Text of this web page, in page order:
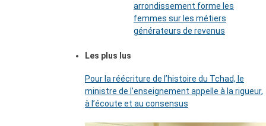
arrondissement forme les
femmes sur les métiers
générateurs de revenus
Les plus lus
Pour la réécriture de l’histoire du Tchad, le
ministre de l’enseignement appelle à la rigueur,
à l’écoute et au consensus